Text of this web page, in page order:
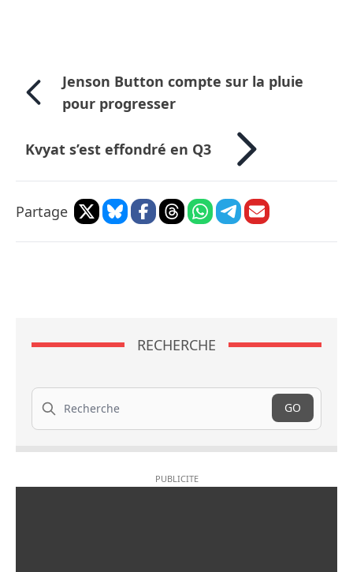
Jenson Button compte sur la pluie
pour progresser
Kvyat s’est effondré en Q3
Partage
RECHERCHE
Recherche
GO